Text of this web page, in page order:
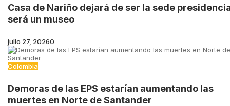
Casa de Nariño dejará de ser la sede
será un museo
julio 27, 20260
Colombia
Demoras de las EPS estarían aumentando las
muertes en Norte de Santander